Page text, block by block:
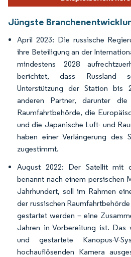
Jüngste
April 2023: Die russische
ihre Beteiligung an der
mindestens 2028
berichtet, dass Russland
Unterstützung der Station bis
anderen Partner, darunter
Raumfahrtbehörde, die
und die Japanische Luft- und
haben einer Verlängerung des
zugestimmt.
August 2022: Der Satellit mit
benannt nach einem persischen
Jahrhundert, soll im Rahmen
der russischen
gestartet werden – eine
Jahren in Vorbereitung ist. Das
und gestartete Kanopus-
hochauflösenden Kamera